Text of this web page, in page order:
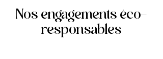
Nos engagements éco-
responsables